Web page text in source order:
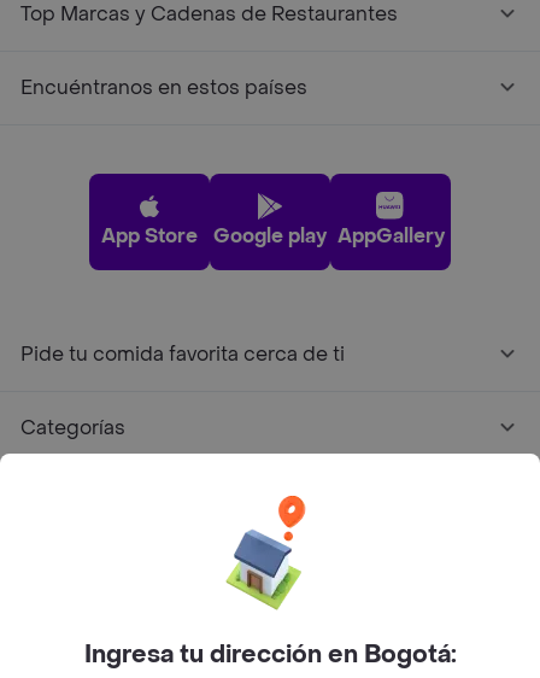
Top Marcas y Cadenas de Restaurantes
Encuéntranos en estos países
App Store Google play AppGallery
Pide tu comida favorita cerca de ti
Categorías
Facebook
Twitter
Instagram
Ingresa tu dirección en Bogotá: